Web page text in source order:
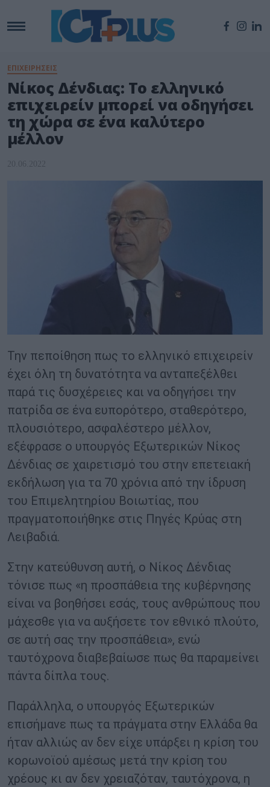
ΕΠΙΧΕΙΡΗΣΕΙΣ
Νίκος Δένδιας: Το ελληνικό
επιχειρείν μπορεί να οδηγήσει
τη χώρα σε ένα καλύτερο
μέλλον
20.06.2022
Την πεποίθηση πως το ελληνικό επιχειρείν
έχει όλη τη δυνατότητα να ανταπεξέλθει
παρά τις δυσχέρειες και να οδηγήσει την
πατρίδα σε ένα ευπορότερο, σταθερότερο,
πλουσιότερο, ασφαλέστερο μέλλον,
εξέφρασε ο υπουργός Εξωτερικών Νίκος
Δένδιας σε χαιρετισμό του στην επετειακή
εκδήλωση για τα 70 χρόνια από την ίδρυση
του Επιμελητηρίου Βοιωτίας, που
πραγματοποιήθηκε στις Πηγές Κρύας στη
Λειβαδιά.
Στην κατεύθυνση αυτή, ο Νίκος Δένδιας
τόνισε πως «η προσπάθεια της κυβέρνησης
είναι να βοηθήσει εσάς, τους ανθρώπους που
μάχεσθε για να αυξήσετε τον εθνικό πλούτο,
σε αυτή σας την προσπάθεια», ενώ
ταυτόχρονα διαβεβαίωσε πως θα παραμείνει
πάντα δίπλα τους.
Παράλληλα, ο υπουργός Εξωτερικών
επισήμανε πως τα πράγματα στην Ελλάδα θα
ήταν αλλιώς αν δεν είχε υπάρξει η κρίση του
κορωνοϊού αμέσως μετά την κρίση του
χρέους κι αν δεν χρειαζόταν, ταυτόχρονα, η